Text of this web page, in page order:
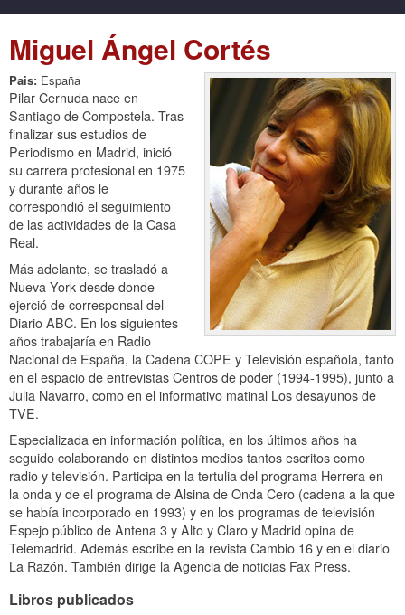
Miguel Ángel Cortés
Pais: España
Pilar Cernuda nace en
Santiago de Compostela. Tras
finalizar sus estudios de
Periodismo en Madrid, inició
su carrera profesional en 1975
y durante años le
correspondió el seguimiento
de las actividades de la Casa
Real.
Más adelante, se trasladó a
Nueva York desde donde
ejerció de corresponsal del
Diario ABC. En los siguientes
años trabajaría en Radio
Nacional de España, la Cadena COPE y Televisión española, tanto
en el espacio de entrevistas Centros de poder (1994-1995), junto a
Julia Navarro, como en el informativo matinal Los desayunos de
TVE.
Especializada en información política, en los últimos años ha
seguido colaborando en distintos medios tantos escritos como
radio y televisión. Participa en la tertulia del programa Herrera en
la onda y de el programa de Alsina de Onda Cero (cadena a la que
se había incorporado en 1993) y en los programas de televisión
Espejo público de Antena 3 y Alto y Claro y Madrid opina de
Telemadrid. Además escribe en la revista Cambio 16 y en el diario
La Razón. También dirige la Agencia de noticias Fax Press.
Libros publicados